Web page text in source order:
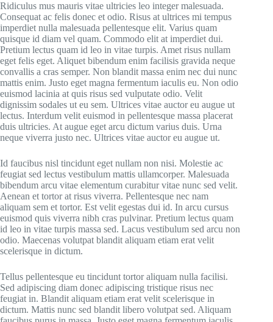
Ridiculus mus mauris vitae ultricies leo integer malesuada.
Consequat ac felis donec et odio. Risus at ultrices mi tempus
imperdiet nulla malesuada pellentesque elit. Varius quam
quisque id diam vel quam. Commodo elit at imperdiet dui.
Pretium lectus quam id leo in vitae turpis. Amet risus nullam
eget felis eget. Aliquet bibendum enim facilisis gravida neque
convallis a cras semper. Non blandit massa enim nec dui nunc
mattis enim. Justo eget magna fermentum iaculis eu. Non odio
euismod lacinia at quis risus sed vulputate odio. Velit
dignissim sodales ut eu sem. Ultrices vitae auctor eu augue ut
lectus. Interdum velit euismod in pellentesque massa placerat
duis ultricies. At augue eget arcu dictum varius duis. Urna
neque viverra justo nec. Ultrices vitae auctor eu augue ut.
Id faucibus nisl tincidunt eget nullam non nisi. Molestie ac
feugiat sed lectus vestibulum mattis ullamcorper. Malesuada
bibendum arcu vitae elementum curabitur vitae nunc sed velit.
Aenean et tortor at risus viverra. Pellentesque nec nam
aliquam sem et tortor. Est velit egestas dui id. In arcu cursus
euismod quis viverra nibh cras pulvinar. Pretium lectus quam
id leo in vitae turpis massa sed. Lacus vestibulum sed arcu non
odio. Maecenas volutpat blandit aliquam etiam erat velit
scelerisque in dictum.
Tellus pellentesque eu tincidunt tortor aliquam nulla facilisi.
Sed adipiscing diam donec adipiscing tristique risus nec
feugiat in. Blandit aliquam etiam erat velit scelerisque in
dictum. Mattis nunc sed blandit libero volutpat sed. Aliquam